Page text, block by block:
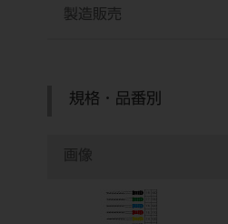
製造販売
規格・品番別
画像